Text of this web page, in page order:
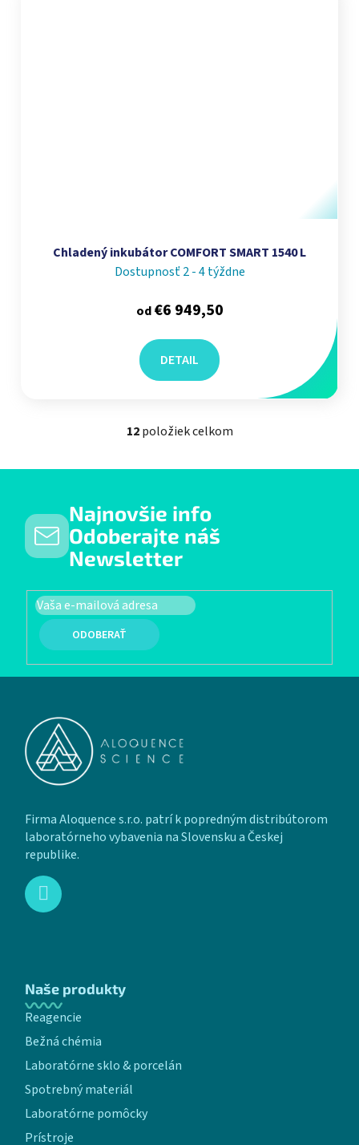
Chladený inkubátor COMFORT SMART 1540 L
Dostupnosť 2 - 4 týždne
od€6 949,50
DETAIL
Ovládacie prvky výpisu
12položiek celkom
Najnovšie info
Odoberajte náš
Newsletter
PRIHLÁSIŤ SA
Firma Aloquence s.r.o. patrí k popredným distribútorom
laboratórneho vybavenia na Slovensku a Českej
republike.
Naše produkty
Reagencie
Bežná chémia
Laboratórne sklo & porcelán
Spotrebný materiál
Laboratórne pomôcky
Prístroje